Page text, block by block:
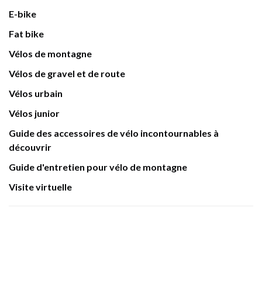
E-bike
Fat bike
Vélos de montagne
Vélos de gravel et de route
Vélos urbain
Vélos junior
Guide des accessoires de vélo incontournables à
découvrir
Guide d'entretien pour vélo de montagne
Visite virtuelle